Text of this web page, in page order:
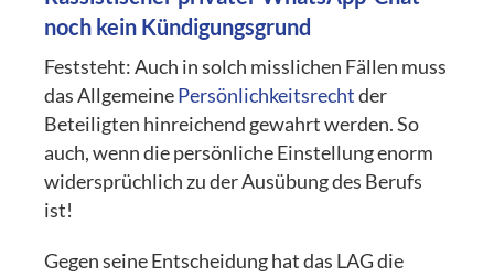
noch kein Kündigungsgrund
Feststeht: Auch in solch misslichen Fällen muss
das AllgemeinePersönlichkeitsrechtder
Beteiligten hinreichend gewahrt werden. So
auch, wenn die persönliche Einstellung enorm
widersprüchlich zu der Ausübung des Berufs
ist!
Gegen seine Entscheidung hat das LAG die